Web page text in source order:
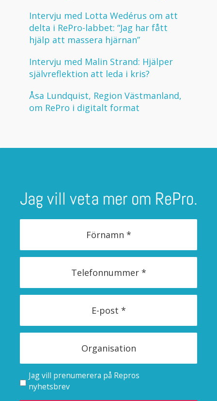
Intervju med Lotta Wedérus om att
delta i RePro-labbet: “Jag har fått
hjälp att massera hjärnan”
Intervju med Malin Strand: Hjälper
självreflektion att leda i kris?
Åsa Lundquist, Region Västmanland,
om RePro i digitalt format
Jag vill veta mer om RePro.
Jag vill prenumerera på Repros
nyhetsbrev